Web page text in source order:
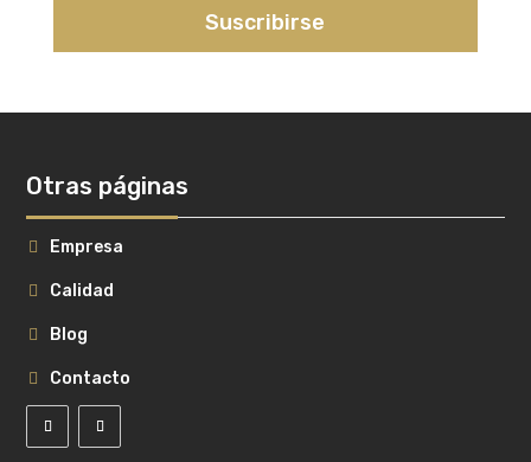
Suscribirse
Otras páginas
Empresa
Calidad
Blog
Contacto